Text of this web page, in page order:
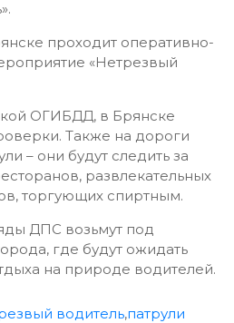
проходит оперативно-
«Нетрезвый
ОГИБДД, в Брянске
Также на дороги
– они будут следить за
развлекательных
торгующих спиртным.
ДПС возьмут под
где будут ожидать
на природе водителей.
водитель,патрули